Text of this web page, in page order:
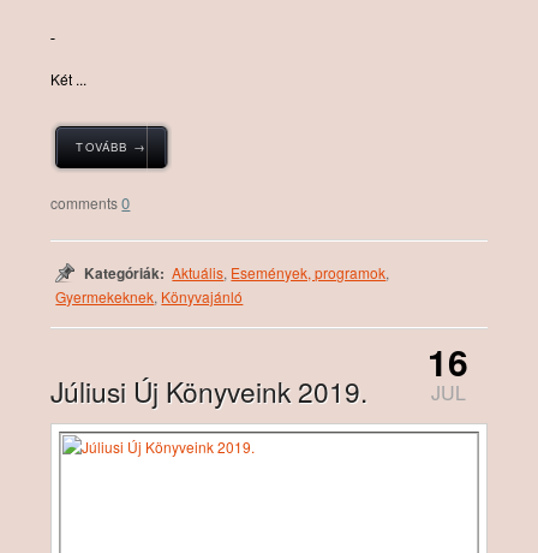
Két ...
TOVÁBB →
0
Kategóriák: Aktuális, Események, programok,
Gyermekeknek, Könyvajánló
Júliusi Új Könyveink 2019.
16
JUL